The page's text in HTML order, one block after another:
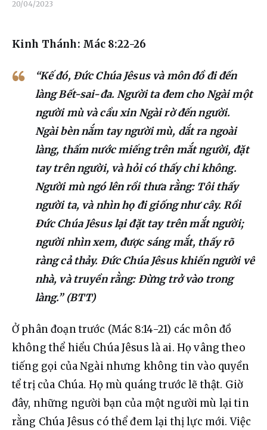
20/04/2023
Kinh Thánh: Mác 8:22-26
“Kế đó, Đức Chúa Jêsus và môn đồ đi đến
làng Bết-sai-đa. Người ta đem cho Ngài một
người mù và cầu xin Ngài rờ đến người.
Ngài bèn nắm tay người mù, dắt ra ngoài
làng, thấm nước miếng trên mắt người, đặt
tay trên người, và hỏi có thấy chi không.
Người mù ngó lên rồi thưa rằng: Tôi thấy
người ta, và nhìn họ đi giống như cây. Rồi
Đức Chúa Jêsus lại đặt tay trên mắt người;
người nhìn xem, được sáng mắt, thấy rõ
ràng cả thảy. Đức Chúa Jêsus khiến người về
nhà, và truyền rằng: Đừng trở vào trong
làng.” (BTT)
Ở phân đoạn trước (Mác 8:14-21) các môn đồ
không thể hiểu Chúa Jêsus là ai. Họ vâng theo
tiếng gọi của Ngài nhưng không tin vào quyền
tể trị của Chúa. Họ mù quáng trước lẽ thật. Giờ
đây, những người bạn của một người mù lại tin
rằng Chúa Jêsus có thể đem lại thị lực mới. Việc